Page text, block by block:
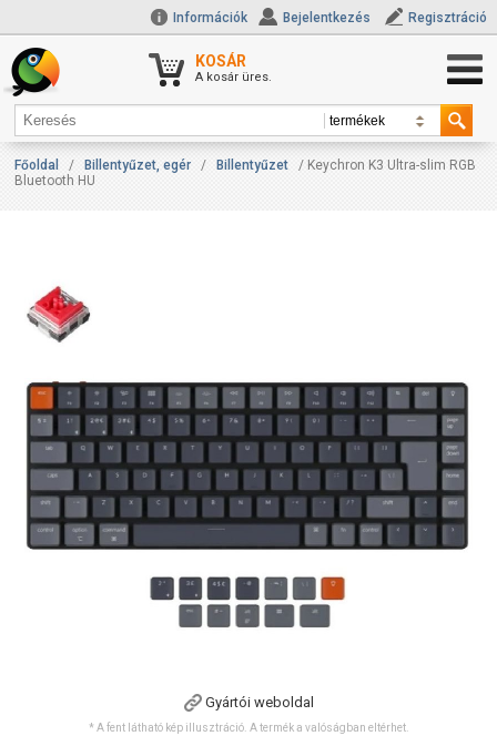
Információk Bejelentkezés Regisztráció
KOSÁR
A kosár üres.
Főoldal / Billentyűzet, egér / Billentyűzet
/ Keychron K3 Ultra-slim RGB
Bluetooth HU
Gyártói weboldal
* A fent látható kép illusztráció. A termék a valóságban eltérhet.